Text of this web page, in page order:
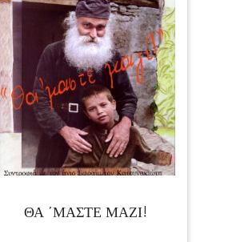
ΘΑ ΄ΜΑΣΤΕ ΜΑΖΙ!